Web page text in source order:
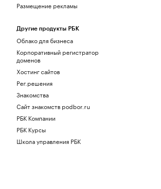
Размещение рекламы
Другие продукты РБК
Облако для бизнеса
Корпоративный регистратор
доменов
Хостинг сайтов
Рег.решения
Знакомства
Сайт знакомств podbor.ru
РБК Компании
РБК Курсы
Школа управления РБК